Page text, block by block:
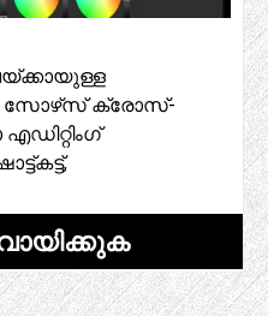
സോഴ്‌സ് ക്രോസ്-